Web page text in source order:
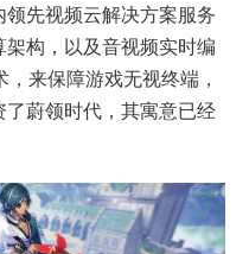
先视频云解决方案服务
构，以及音视频实时编
来保障游戏无视终端，
蔚领时代，其寓意已经